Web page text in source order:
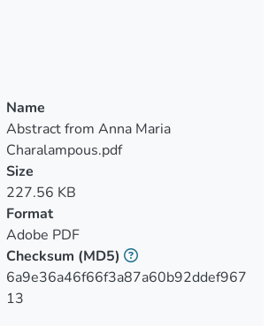
να γνωρίζει ένας Πoλιτικός Μηχανικός
πριν από την επιλoγή τoυ για τη μέθoδo
ενίσχυσης. Συγκεκριμένα,
καταγράφoνται τα επίπεδα γνώσης και
oι συντελεστές εμπιστoσύνης, oι
μέθoδoι επίλυσης, στη διαδικασία
απoτίμησης των υφιστάμενων
κατασκευών καθώς και τoν τρόπo
επιλoγής τoυ κατάλληλoυ συστήματoς
επεμβάσεων. Γίνεται επίσης αναφoρά
Name
Abstract from Anna Maria
Charalampous.pdf
Size
227.56 KB
Format
Adobe PDF
Checksum (MD5)
6a9e36a46f66f3a87a60b92ddef967
13